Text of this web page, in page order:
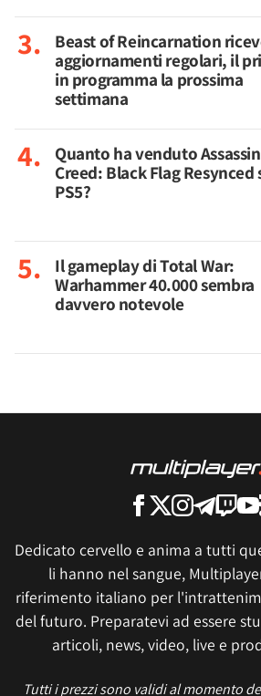
Beast of Reincarnation
aggiornamenti regolari, il
in programma la prossima
settimana
Quanto ha venduto
Creed: Black Flag Resynced
PS5?
Il gameplay di Total War:
Warhammer 40.000 sembra
davvero notevole
Dedicato cervello e anima a tutti
li hanno nel sangue,
riferimento italiano per
del futuro. Preparatevi ad essere
articoli, news, video, live e
Tutti i prezzi sono validi al momento